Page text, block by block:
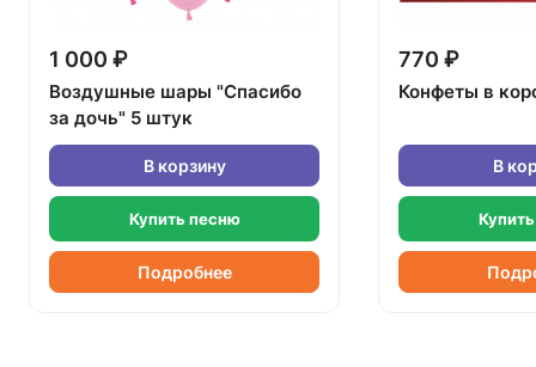
1 000 ₽
Воздушные шары "Спасибо
за дочь" 5 штук
В корзину
Купить песню
Подробнее
770 ₽
Конфеты в
В